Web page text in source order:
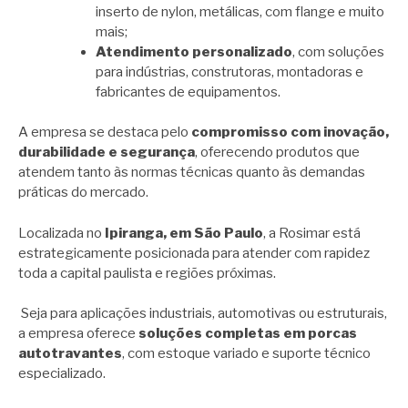
inserto de nylon, metálicas, com flange e muito
mais;
Atendimento personalizado, com soluções
para indústrias, construtoras, montadoras e
fabricantes de equipamentos.
A empresa se destaca pelo compromisso com inovação,
durabilidade e segurança, oferecendo produtos que
atendem tanto às normas técnicas quanto às demandas
práticas do mercado.
Localizada no Ipiranga, em São Paulo, a Rosimar está
estrategicamente posicionada para atender com rapidez
toda a capital paulista e regiões próximas.
Seja para aplicações industriais, automotivas ou estruturais,
a empresa oferece soluções completas em porcas
autotravantes, com estoque variado e suporte técnico
especializado.